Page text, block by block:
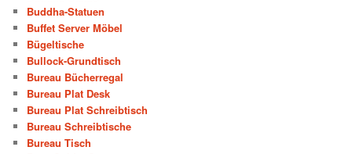
Buddha-Statuen
Buffet Server Möbel
Bügeltische
Bullock-Grundtisch
Bureau Bücherregal
Bureau Plat Desk
Bureau Plat Schreibtisch
Bureau Schreibtische
Bureau Tisch